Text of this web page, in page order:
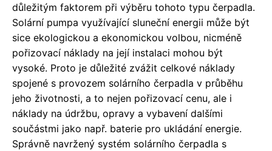
důležitým faktorem při výběru tohoto typu čerpadla.
Solární pumpa využívající sluneční energii může být
sice ekologickou a ekonomickou volbou, nicméně
pořizovací náklady na její instalaci mohou být
vysoké. Proto je důležité zvážit celkové náklady
spojené s provozem solárního čerpadla v průběhu
jeho životnosti, a to nejen pořizovací cenu, ale i
náklady na údržbu, opravy a vybavení dalšími
součástmi jako např. baterie pro ukládání energie.
Správně navržený systém solárního čerpadla s